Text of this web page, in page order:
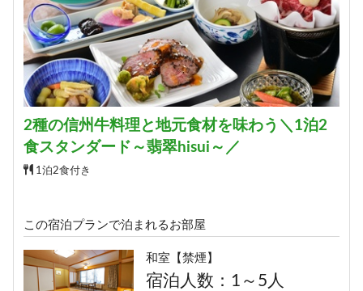
特別室【禁煙】
宿泊人数：2～4人
71,800円 (35,900円/人/泊)
詳細
2種の信州牛料理と地元食材を味わう＼1泊2
食スタンダード～翡翠hisui～／
1泊2食付き
この宿泊プランで泊まれるお部屋
和室【禁煙】
宿泊人数：1～5人